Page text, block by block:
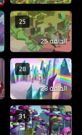
25
الحلقة 25
28
الحلقة 28
31